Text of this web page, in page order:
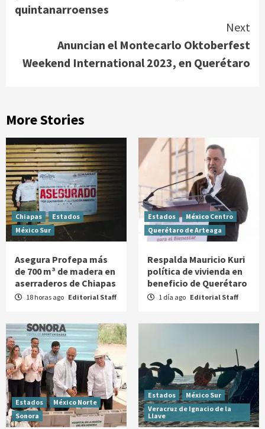
quintanarroenses
Next
Anuncian el Montecarlo Oktoberfest
Weekend International 2023, en Querétaro
More Stories
Chiapas
Estados
México Sur
Asegura Profepa más
de 700 m³ de madera en
aserraderos de Chiapas
18 horas ago Editorial Staff
Estados
México Centro
Querétaro de Arteaga
Respalda Mauricio Kuri
política de vivienda en
beneficio de Querétaro
1 día ago Editorial Staff
Estados
México Norte
Sonora
Estados
México Sur
Veracruz de Ignacio de la
Llave